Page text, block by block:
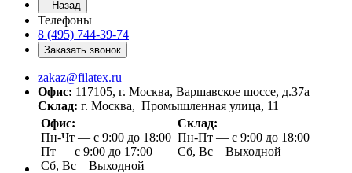
Назад
Телефоны
8 (495) 744-39-74
Заказать звонок
zakaz@filatex.ru
Офис: 117105, г. Москва, Варшавское шоссе, д.37а
Склад: г. Москва, Промышленная улица, 11
Офис:
Пн-Чт — с 9:00 до 18:00
Пт — с 9:00 до 17:00
Сб, Вс – Выходной
Склад:
Пн-Пт — с 9:00 до 18:00
Сб, Вс – Выходной